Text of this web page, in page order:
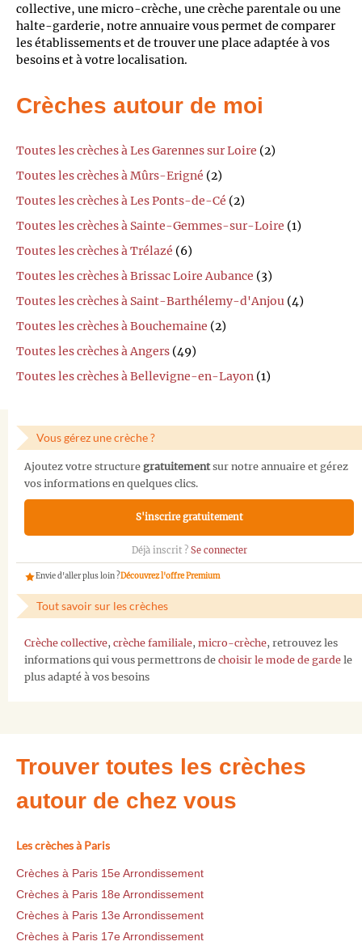
collective, une micro-crèche, une crèche parentale ou une
halte-garderie, notre annuaire vous permet de comparer
les établissements et de trouver une place adaptée à vos
besoins et à votre localisation.
Crèches autour de moi
Toutes les crèches à Les Garennes sur Loire (2)
Toutes les crèches à Mûrs-Erigné (2)
Toutes les crèches à Les Ponts-de-Cé (2)
Toutes les crèches à Sainte-Gemmes-sur-Loire (1)
Toutes les crèches à Trélazé (6)
Toutes les crèches à Brissac Loire Aubance (3)
Toutes les crèches à Saint-Barthélemy-d'Anjou (4)
Toutes les crèches à Bouchemaine (2)
Toutes les crèches à Angers (49)
Toutes les crèches à Bellevigne-en-Layon (1)
Vous gérez une crèche ?
Ajoutez votre structure gratuitementsur notre annuaire et gérez
vos informations en quelques clics.
S'inscrire gratuitement
Déjà inscrit ? Se connecter
Envie d'aller plus loin ?Découvrez l'offre Premium
Tout savoir sur les crèches
Crèche collective, crèche familiale, micro-crèche, retrouvez les
informations qui vous permettrons de choisir le mode de garde le
plus adapté à vos besoins
Trouver toutes les crèches
autour de chez vous
Les crèches à Paris
Crèches à Paris 15e Arrondissement
Crèches à Paris 18e Arrondissement
Crèches à Paris 13e Arrondissement
Crèches à Paris 17e Arrondissement